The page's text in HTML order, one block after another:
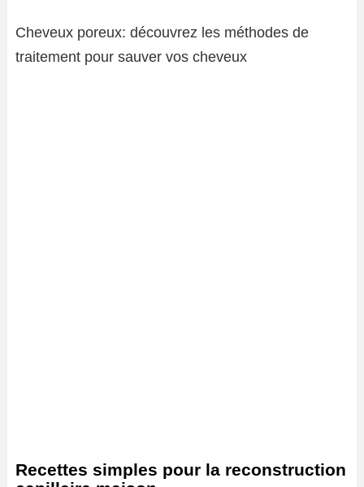
Cheveux poreux: découvrez les méthodes de
traitement pour sauver vos cheveux
Recettes simples pour la reconstruction